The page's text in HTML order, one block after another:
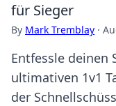
für Sieger
By Mark Tremblay ·
Entfessle deinen
ultimativen 1v1
der